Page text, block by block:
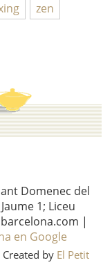
zen
Domenec del
1; Liceu
|
en Google
by El Petit